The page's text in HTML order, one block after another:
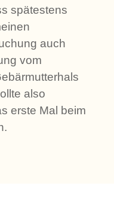
spätestens
auch
vom
also
erste Mal beim